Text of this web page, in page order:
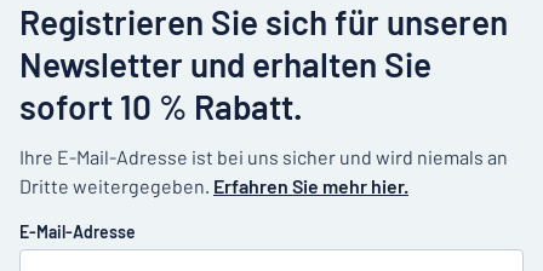
Registrieren Sie sich für unseren
Newsletter und erhalten Sie
sofort 10 % Rabatt.
Ihre E-Mail-Adresse ist bei uns sicher und wird niemals an
Dritte weitergegeben. Erfahren Sie mehr hier.
E-Mail-Adresse